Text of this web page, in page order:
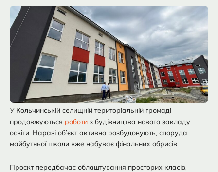
У Кольчинській селищній територіальній громаді
продовжуються роботи з будівництва нового закладу
освіти. Наразі об’єкт активно розбудовують, споруда
майбутньої школи вже набуває фінальних обрисів.
Проєкт передбачає облаштування просторих класів,